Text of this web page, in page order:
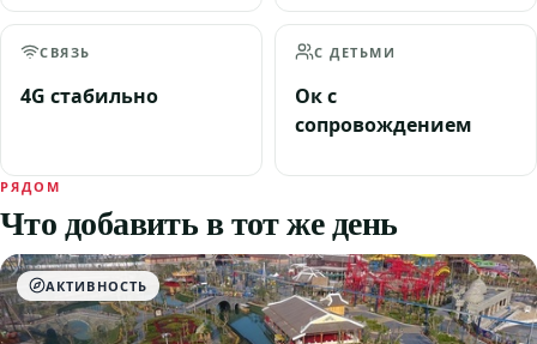
СВЯЗЬ
4G стабильно
С ДЕТЬМИ
Ок с
сопровождением
РЯДОМ
Что добавить в тот же день
АКТИВНОСТЬ